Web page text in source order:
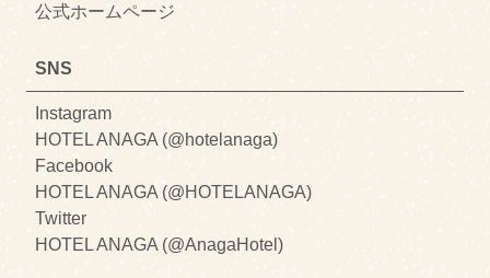
公式ホームページ
SNS
Instagram
HOTEL ANAGA (@hotelanaga)
Facebook
HOTEL ANAGA (@HOTELANAGA)
Twitter
HOTEL ANAGA (@AnagaHotel)